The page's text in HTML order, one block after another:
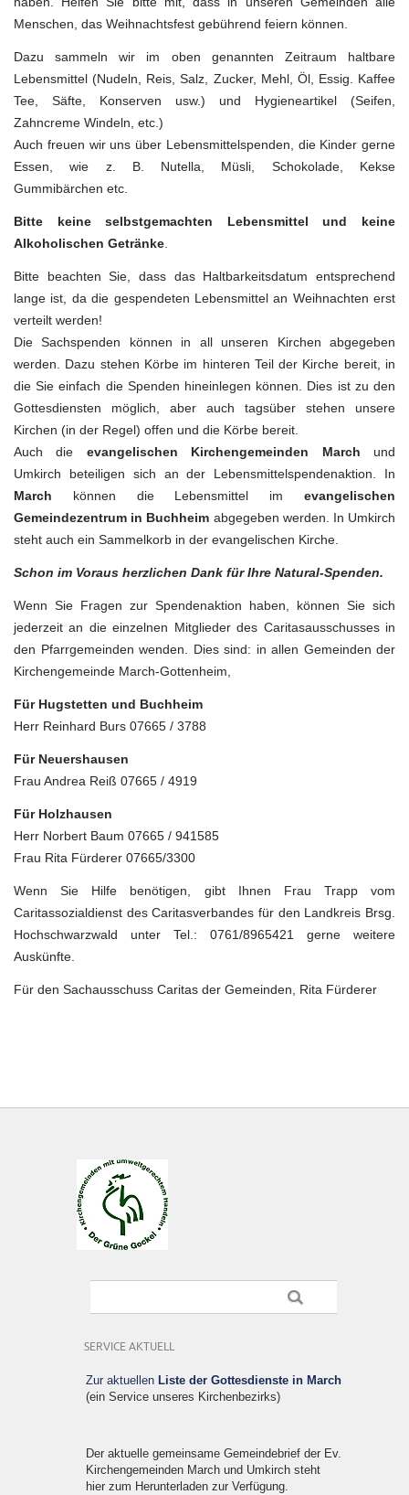
Menschen, das Weihnachtsfest gebührend feiern können.
Dazu sammeln wir im oben genannten Zeitraum haltbare
Lebensmittel (Nudeln, Reis, Salz, Zucker, Mehl, Öl, Essig. Kaffee
Tee, Säfte, Konserven usw.) und Hygieneartikel (Seifen,
Zahncreme Windeln, etc.)
Auch freuen wir uns über Lebensmittelspenden, die Kinder gerne
Essen, wie z. B. Nutella, Müsli, Schokolade, Kekse
Gummibärchen etc.
Bitte keine selbstgemachten Lebensmittel und keine
Alkoholischen Getränke
Bitte beachten Sie, dass das Haltbarkeitsdatum entsprechend
lange ist, da die gespendeten Lebensmittel an Weihnachten erst
verteilt werden!
Die Sachspenden können in all unseren Kirchen abgegeben
werden. Dazu stehen Körbe im hinteren Teil der Kirche bereit, in
die Sie einfach die Spenden hineinlegen können. Dies ist zu den
Gottesdiensten möglich, aber auch tagsüber stehen unsere
Kirchen (in der Regel) offen und die Körbe bereit.
Auch die evangelischen Kirchengemeinden March und
Umkirch beteiligen sich an der Lebensmittelspendenaktion. In
March können die Lebensmittel im evangelischen
Gemeindezentrum in Buchheim abgegeben werden. In Umkirch
steht auch ein Sammelkorb in der evangelischen Kirche.
Schon im Voraus herzlichen Dank für Ihre Natural-Spenden.
Wenn Sie Fragen zur Spendenaktion haben, können Sie sich
jederzeit an die einzelnen Mitglieder des Caritasausschusses in
den Pfarrgemeinden wenden. Dies sind: in allen Gemeinden der
Kirchengemeinde March-Gottenheim,
Für Hugstetten und Buchheim
Herr Reinhard Burs 07665 / 3788
Für Neuershausen
Frau Andrea Reiß 07665 / 4919
Für Holzhausen
Herr Norbert Baum 07665 / 941585
Frau Rita Fürderer 07665/3300
Wenn Sie Hilfe benötigen, gibt Ihnen Frau Trapp vom
Caritassozialdienst des Caritasverbandes für den Landkreis Brsg.
Hochschwarzwald unter Tel.: 0761/8965421 gerne weitere
Auskünfte.
Für den Sachausschuss Caritas der Gemeinden, Rita Fürderer
SERVICE AKTUELL
Zur aktuellen Liste der Gottesdienste in March
(ein Service unseres Kirchenbezirks)
Der aktuelle gemeinsame Gemeindebrief der Ev.
Kirchengemeinden March und Umkirch steht
hier zum Herunterladen zur Verfügung.